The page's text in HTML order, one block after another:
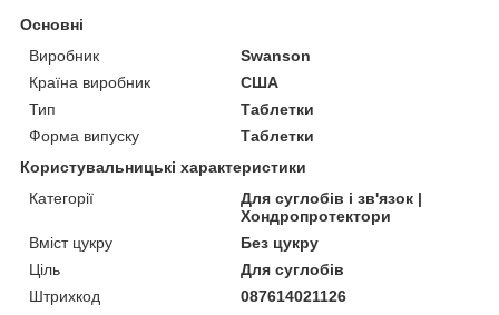
Основні
Виробник
Swanson
Країна виробник
США
Тип
Таблетки
Форма випуску
Таблетки
Користувальницькі характеристики
Категорії
Для суглобів і зв'язок |
Хондропротектори
Вміст цукру
Без цукру
Ціль
Для суглобів
Штрихкод
087614021126